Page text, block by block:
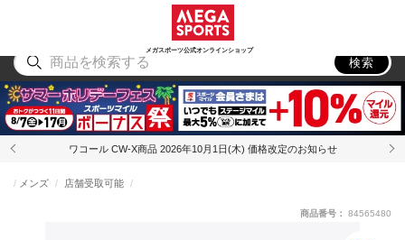
メガスポーツ公式オンラインショップ
アウトドア
検索
ワコール CW-X商品 2026年10月1日(木) 価格改定のお知らせ
メンズ 店舗受取可能
商品番号： 84565480